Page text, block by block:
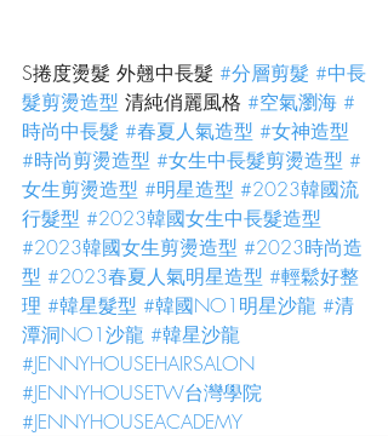
S捲度燙髮 外翹中長髮 #分層剪髮 #中長
髮剪燙造型 清純俏麗風格 #空氣瀏海 #
時尚中長髮 #春夏人氣造型 #女神造型
#時尚剪燙造型 #女生中長髮剪燙造型 #
女生剪燙造型 #明星造型 #2023韓國流
行髮型 #2023韓國女生中長髮造型
#2023韓國女生剪燙造型 #2023時尚造
型 #2023春夏人氣明星造型 #輕鬆好整
理 #韓星髮型 #韓國NO1明星沙龍 #清
潭洞NO1沙龍 #韓星沙龍
#JENNYHOUSEHAIRSALON
#JENNYHOUSETW台灣學院
#JENNYHOUSEACADEMY